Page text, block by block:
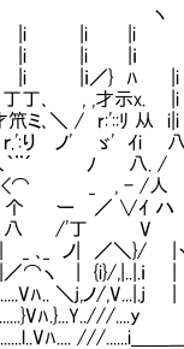
|i |i
|ｉ
／} ﾊ |i
,才示x. |i
r:'::ﾘ 从 i|i
i 八 根拠は
八. /
女、お父さ
／ ∨ｲ ハ
￣￣￣￣
ヽﾉ .| んー
まあ、普
| 乂＿＿
....y
///......i＿